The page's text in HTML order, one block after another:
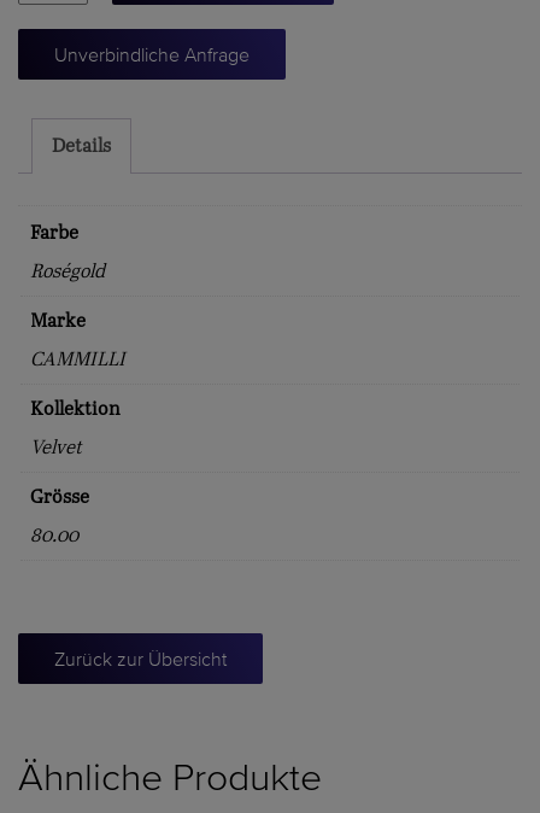
Unverbindliche Anfrage
Details
Farbe
Roségold
Marke
CAMMILLI
Kollektion
Velvet
Grösse
80.00
Zurück zur Übersicht
Ähnliche Produkte